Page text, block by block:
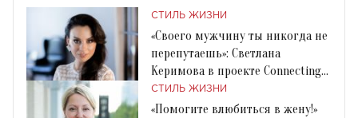
СТИЛЬ ЖИЗНИ
«Своего мужчину ты никогда не
перепутаешь»: Светлана
Керимова в проекте Connecting
Women
СТИЛЬ ЖИЗНИ
«Помогите влюбиться в жену!»